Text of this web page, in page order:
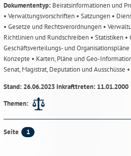
Dokumententyp: Beiratsinformationen und
• Verwaltungsvorschriften • Satzungen •
• Gesetze und Rechtsverordnungen •
Richtlinien und Rundschreiben • Statistiken •
Geschäftsverteilungs- und Organisationspläne
Konzepte • Karten, Pläne und Geo-
Senat, Magistrat, Deputation und Ausschüsse
Stand: 26.06.2023 Inkrafttreten: 11.01.2000
Themen:
Seite 1